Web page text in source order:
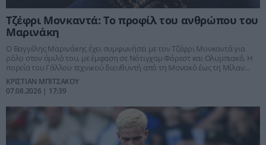
Τζέφρι Μονκαντά: Το προφίλ του ανθρώπου του
Μαρινάκη
Ο Βαγγέλης Μαρινάκης έχει συμφωνήσει με τον Τζέφρι Μονκαντά για
ρόλο στον όμιλό του, με έμφαση σε Νότιγχαμ Φόρεστ και Ολυμπιακό. Η
πορεία του Γάλλου τεχνικού διευθυντή από τη Μονακό έως τη Μίλαν
εξηγεί γιατί θεωρείται ξεχωριστή περίπτωση.
ΚΡΙΣΤΙΑΝ ΜΠΙΤΣΑΚΟΥ
07.08.2026 | 17:39